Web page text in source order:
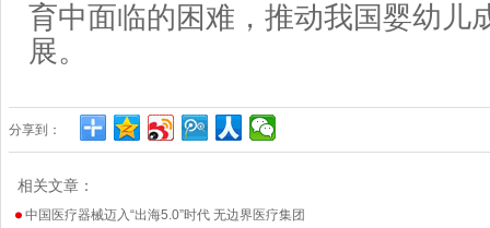
育中面临的困难，推动我国婴幼儿
展。
分享到：
相关文章：
中国医疗器械迈入“出海5.0”时代 无边界医疗集团